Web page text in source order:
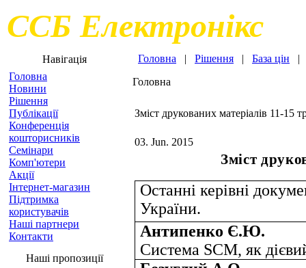
ССБ Електронікс
Навігація
Головна
Новини
Рішення
Публікації
Конференція
кошторисників
Семінари
Комп'ютери
Акції
Інтернет-магазин
Підтримка
користувачів
Наші партнери
Контакти
Наші пропозиції
Головна | Рішення | База цін
Головна
Зміст друкованих матеріалів 11-15
03. Jun. 2015
Зміст
Останні керівні
України.
Антипенко Є.Ю.
Система SCM, як